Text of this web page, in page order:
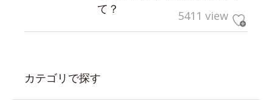
て？
5411 view
カテゴリで探す